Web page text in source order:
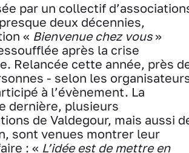
par un collectif
deux décennies,
« Bienvenue chez vous »
après la crise
Relancée cette année, près
- selon les
à l’évènement. La
dernière, plusieurs
de Valdegour, mais aussi
sont venues montrer leur
: « L’idée est de mettre en